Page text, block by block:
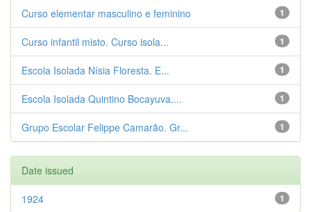
1
Curso elementar masculino e feminino
1
Curso infantil misto. Curso isola...
1
Escola Isolada Nísia Floresta. E...
1
Escola Isolada Quintino Bocayuva....
1
Grupo Escolar Felippe Camarão. Gr...
Date issued
1
1924